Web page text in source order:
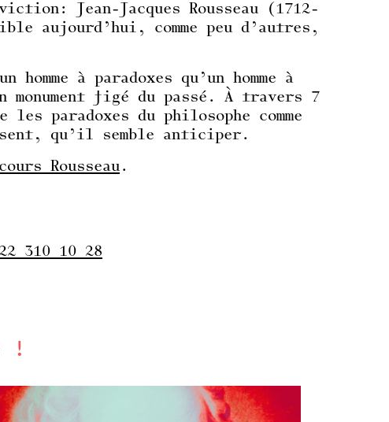
Jean-Jacques Rousseau (1712-
aujourd’hui, comme peu d’autres,
à paradoxes qu’un homme à
figé du passé. À travers 7
paradoxes du philosophe comme
qu’il semble anticiper.
Rousseau .
310 10 28
!